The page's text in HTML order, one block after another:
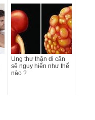
Ung thư thận di căn
sẽ nguy hiển như thế
nào ?